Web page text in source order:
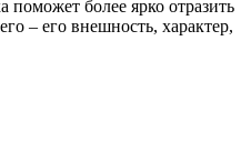
более ярко отразить
– его внешность, характер,